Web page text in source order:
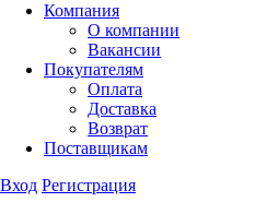
Компания
О компании
Вакансии
Покупателям
Оплата
Доставка
Возврат
Поставщикам
Вход Регистрация